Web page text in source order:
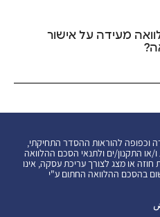
מעידה על אישור
וכפופה להוראות ההסדר התחיקתי,
או התקנון/ים ולתנאי הסכם ההלוואה
חוזה או מצג לצורך עריכת עסקה, אינו
בהסכם ההלוואה החתום ע"י